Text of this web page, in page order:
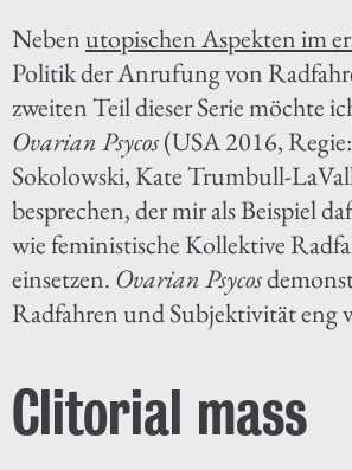
Nebenutopischen Aspekten im
Politik der Anrufung von
zweiten Teil dieser Serie möchte
Ovarian Psycos(USA 2016,
Sokolowski, Kate Trumbull-
besprechen, der mir als Beispiel
wie feministische Kollektive
einsetzen. Ovarian Psycos
Radfahren und Subjektivität eng
Clitorial mass